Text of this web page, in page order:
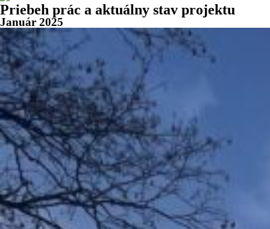
Priebeh prác a aktuálny stav projektu
Január 2025